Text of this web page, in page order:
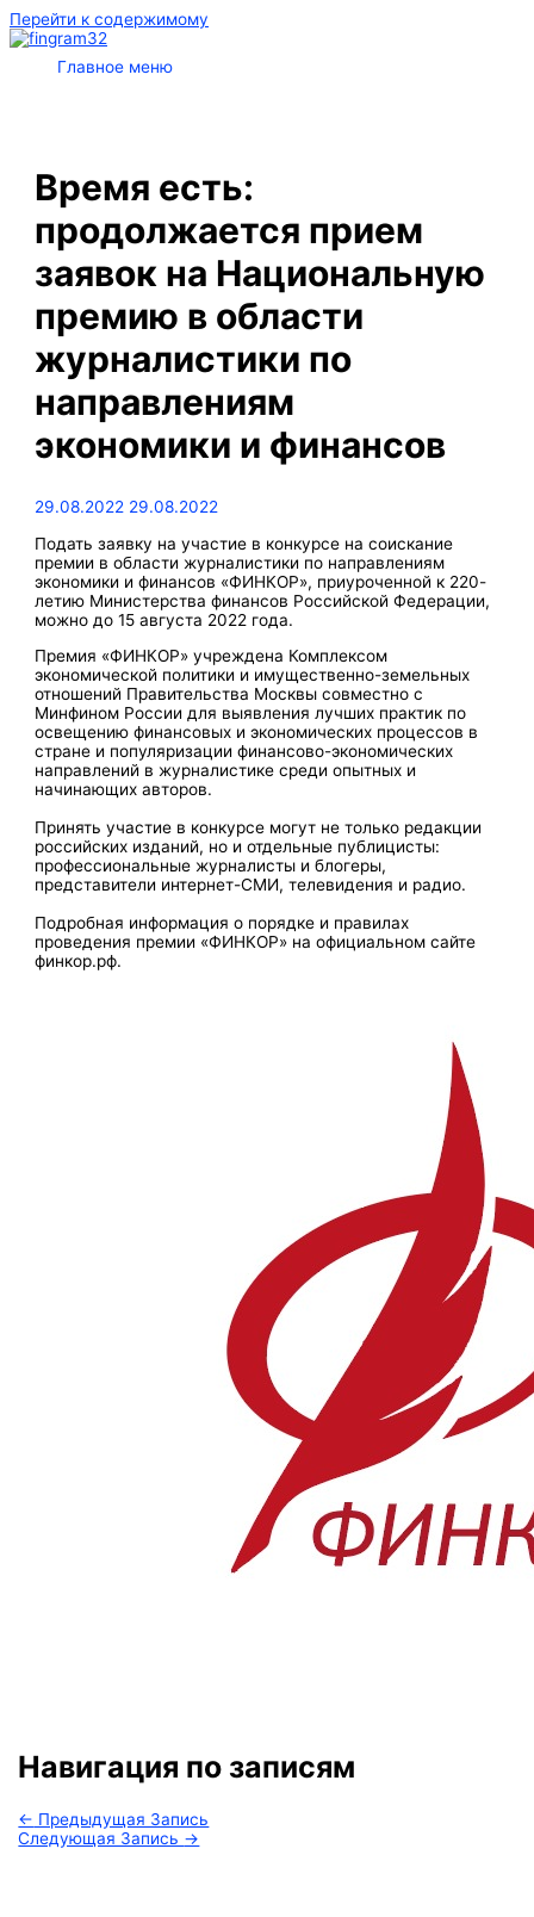
Перейти к содержимому
Главное меню
Время есть:
продолжается прием
заявок на Национальную
премию в области
журналистики по
направлениям
экономики и финансов
29.08.2022 29.08.2022
Подать заявку на участие в конкурсе на соискание
премии в области журналистики по направлениям
экономики и финансов «ФИНКОР», приуроченной к 220-
летию Министерства финансов Российской Федерации,
можно до 15 августа 2022 года.
Премия «ФИНКОР» учреждена Комплексом
экономической политики и имущественно-земельных
отношений Правительства Москвы совместно с
Минфином России для выявления лучших практик по
освещению финансовых и экономических процессов в
стране и популяризации финансово-экономических
направлений в журналистике среди опытных и
начинающих авторов.
Принять участие в конкурсе могут не только редакции
российских изданий, но и отдельные публицисты:
профессиональные журналисты и блогеры,
представители интернет-СМИ, телевидения и радио.
Подробная информация о порядке и правилах
проведения премии «ФИНКОР» на официальном сайте
финкор.рф.
Навигация по записям
← Предыдущая Запись
Следующая Запись →